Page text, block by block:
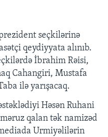
seçkilərinə
qeydiyyata alınıb.
İbrahim Rəisi,
Cahangiri, Mustafa
ilə yarışacaq.
Həsən Ruhani
qalan tək namizəd
Urmiyəlilərin